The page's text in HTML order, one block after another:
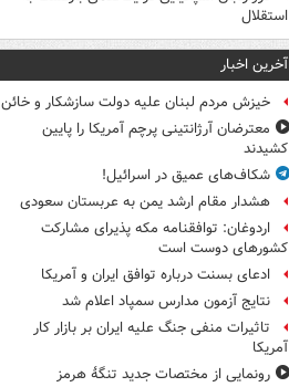
استقلال
آخرین اخبار
خیزش مردم لبنان علیه دولت سازشکار و خائن
معترضان آرژانتینی پرچم آمریکا را پایین
کشیدند
شکاف‌های عمیق در اسرائیل!
هشدار مقام ارشد یمن به عربستان سعودی
اردوغان: توافقنامه مکه پذیرای مشارکت
کشورهای دوست است
ادعای بسنت درباره توافق ایران و آمریکا
نتایج آزمون مدارس سمپاد اعلام شد
تاثیرات منفی جنگ علیه ایران بر بازار کار
آمریکا
رونمایی از مختصات جدید تنگۀ هرمز